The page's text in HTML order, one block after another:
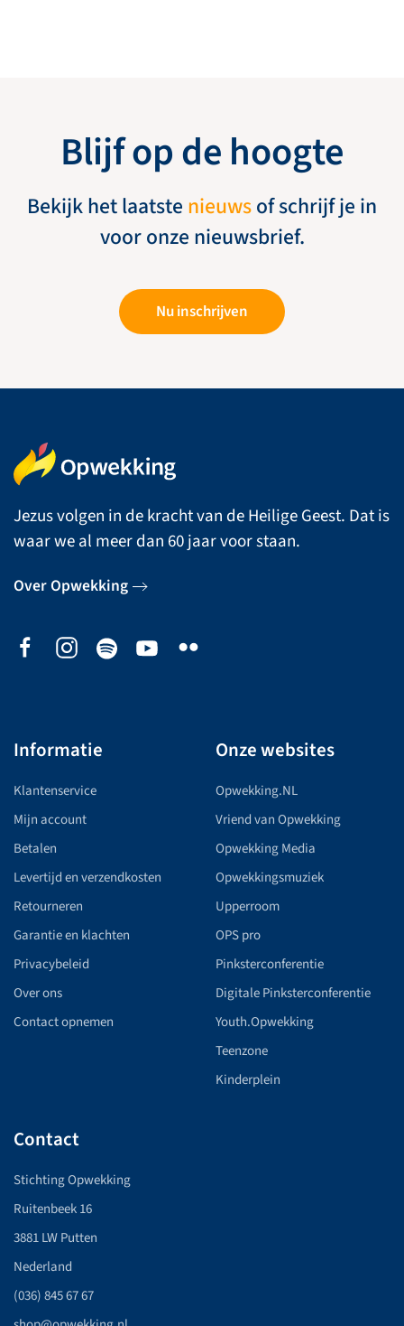
Blijf op de hoogte
Bekijk het laatste nieuwsof schrijf je in
voor onze nieuwsbrief.
Nu inschrijven
Jezus volgen in de kracht van de Heilige Geest. Dat is
waar we al meer dan 60 jaar voor staan.
Over Opwekking
Informatie
Klantenservice
Mijn account
Betalen
Levertijd en verzendkosten
Retourneren
Garantie en klachten
Privacybeleid
Over ons
Contact opnemen
Onze websites
Opwekking.NL
Vriend van Opwekking
Opwekking Media
Opwekkingsmuziek
Upperroom
OPS pro
Pinksterconferentie
Digitale Pinksterconferentie
Youth.Opwekking
Teenzone
Kinderplein
Contact
Stichting Opwekking
Ruitenbeek 16
3881 LW Putten
Nederland
(036) 845 67 67